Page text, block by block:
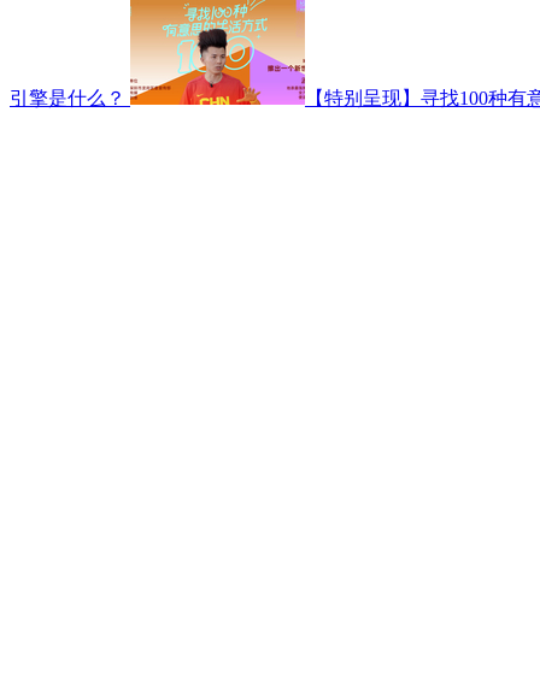
引擎是什么？ 【特别呈现】寻找100种有